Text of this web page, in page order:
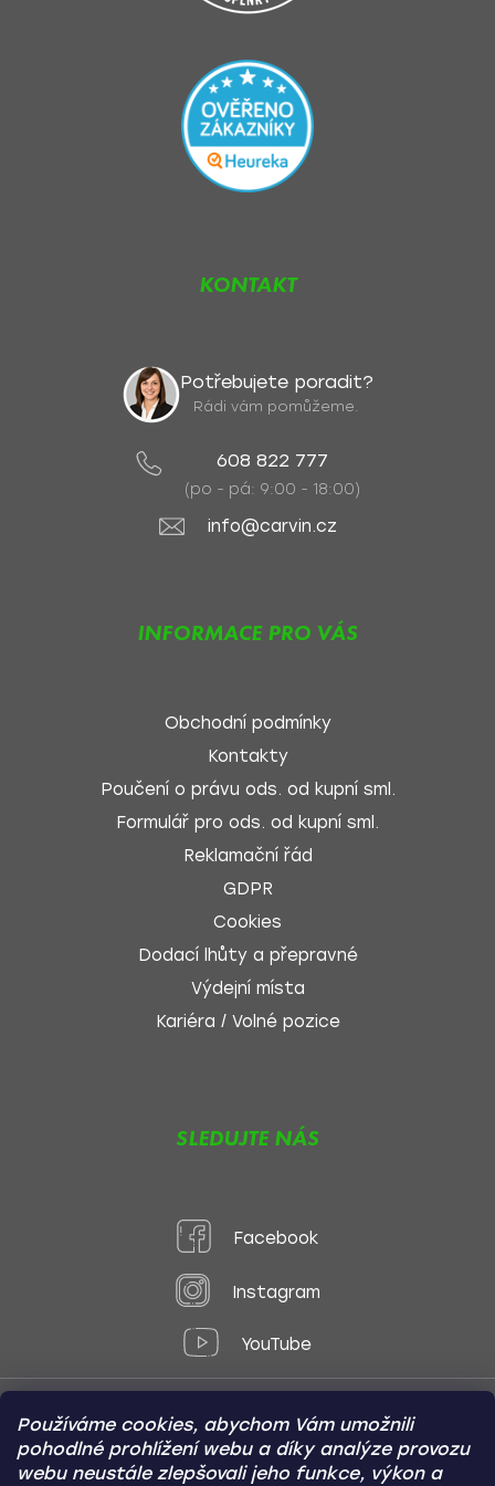
Používáme cookies, abychom Vám umožnili
pohodlné prohlížení webu a díky analýze provozu
webu neustále zlepšovali jeho funkce, výkon a
KONTAKT
Potřebujete poradit?
Rádi vám pomůžeme.
608 822 777
(po - pá: 9:00 - 18:00)
info@carvin.cz
INFORMACE PRO VÁS
Obchodní podmínky
Kontakty
Poučení o právu ods. od kupní sml.
Formulář pro ods. od kupní sml.
Reklamační řád
GDPR
Cookies
Dodací lhůty a přepravné
Výdejní místa
Kariéra / Volné pozice
SLEDUJTE NÁS
Facebook
Instagram
YouTube
Způsoby platby:
Online
Převod Dobírka